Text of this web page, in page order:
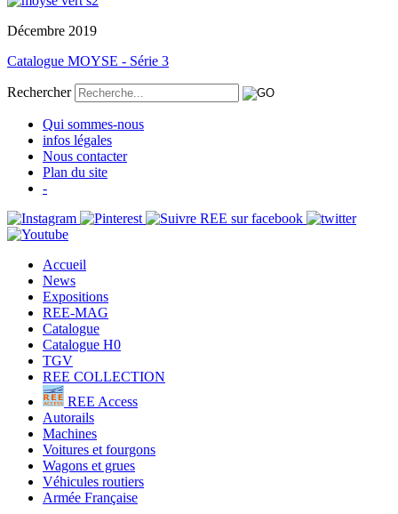
Décembre 2019
Catalogue MOYSE - Série 3
Rechercher
Qui sommes-nous
infos légales
Nous contacter
Plan du site
-
Accueil
News
Expositions
REE-MAG
Catalogue
Catalogue H0
TGV
REE COLLECTION
REE Access
Autorails
Machines
Voitures et fourgons
Wagons et grues
Véhicules routiers
Armée Française